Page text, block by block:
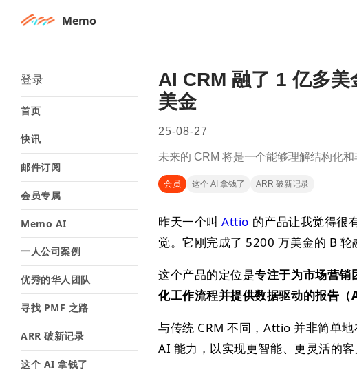
Memo
登录
首页
快讯
邮件订阅
会员专属
Memo AI
一人公司案例
优秀的华人团队
寻找 PMF 之路
ARR 破新记录
这个 AI 拿钱了
AI CRM 融了 1 亿多
美金
25-08-27
未来的 CRM 将是一个能够理解结构化
会员 这个 AI 拿钱了 ARR 破新记录
昨天一个叫Attio 的产品让我觉得很
觉。它刚完成了 5200 万美金的 B 轮
这个产品的定位是专注于为市场营
化工作流程并提供数据驱动的报告
与传统 CRM 不同，Attio 并非简单
AI 能力，以实现更智能、更灵活的客